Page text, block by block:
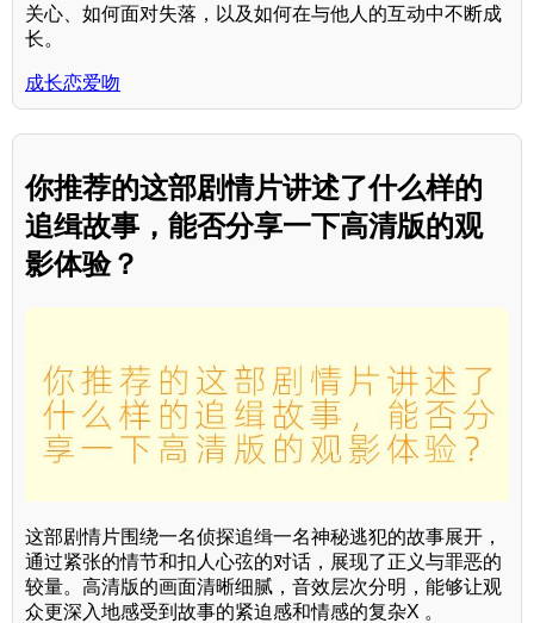
关心、如何面对失落，以及如何在与他人的互动中不断成
长。
成长恋爱吻
你推荐的这部剧情片讲述了什么样的
追缉故事，能否分享一下高清版的观
影体验？
这部剧情片围绕一名侦探追缉一名神秘逃犯的故事展开，
通过紧张的情节和扣人心弦的对话，展现了正义与罪恶的
较量。高清版的画面清晰细腻，音效层次分明，能够让观
众更深入地感受到故事的紧迫感和情感的复杂X 。